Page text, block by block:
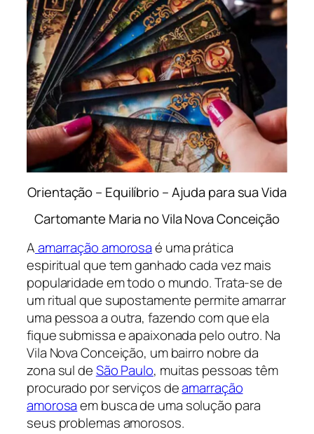
Orientação – Equilíbrio – Ajuda para sua Vida
Cartomante Maria no Vila Nova Conceição
Aamarração amorosaé uma prática
espiritual que tem ganhado cada vez mais
popularidade em todo o mundo. Trata-se de
um ritual que supostamente permite amarrar
uma pessoa a outra, fazendo com que ela
fique submissa e apaixonada pelo outro. Na
Vila Nova Conceição, um bairro nobre da
zona sul deSão Paulo, muitas pessoas têm
procurado por serviços deamarração
amorosaem busca de uma solução para
seus problemas amorosos.